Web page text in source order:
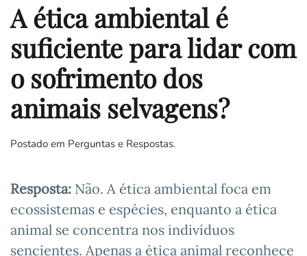
A ética ambiental é
suficiente para lidar com
o sofrimento dos
animais selvagens?
Postado em Perguntas e Respostas.
Resposta: Não. A ética ambiental foca em
ecossistemas e espécies, enquanto a ética
animal se concentra nos indivíduos
sencientes. Apenas a ética animal reconhece